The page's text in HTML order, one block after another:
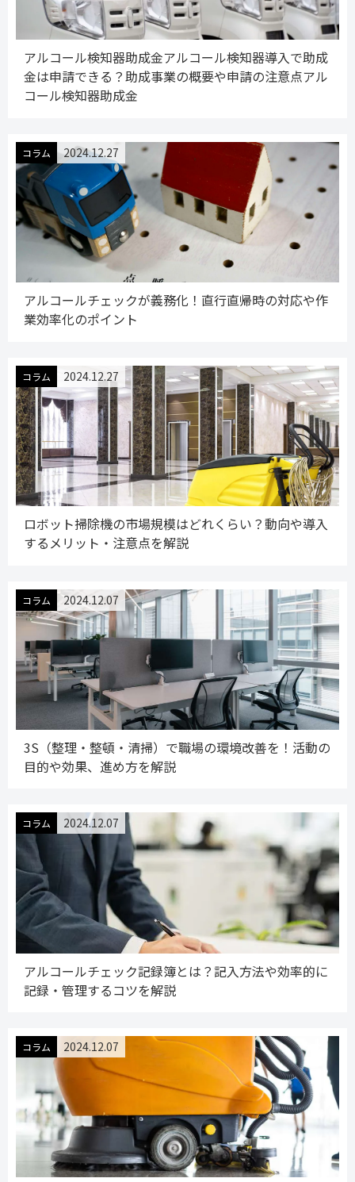
アルコール検知器助成金アルコール検知器導入で助成
金は申請できる？助成事業の概要や申請の注意点アル
コール検知器助成金
コラム 2024.12.27
アルコールチェックが義務化！直行直帰時の対応や作
業効率化のポイント
コラム 2024.12.27
ロボット掃除機の市場規模はどれくらい？動向や導入
するメリット・注意点を解説
コラム 2024.12.07
3S（整理・整頓・清掃）で職場の環境改善を！活動の
目的や効果、進め方を解説
コラム 2024.12.07
アルコールチェック記録簿とは？記入方法や効率的に
記録・管理するコツを解説
コラム 2024.12.07